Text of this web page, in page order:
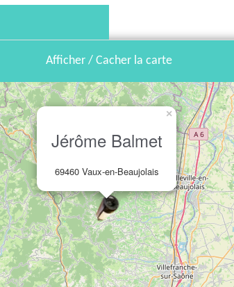
Afficher / Cacher la carte
Jérôme Balmet
69460 Vaux-en-Beaujolais
×